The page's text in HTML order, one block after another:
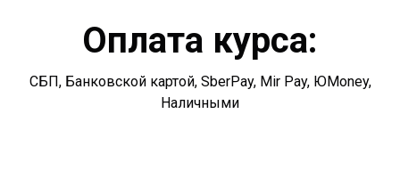
Оплата курса:
СБП, Банковской картой, SberPay, Mir Pay, ЮMoney,
Наличными